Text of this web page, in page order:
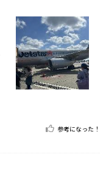
参考になった！